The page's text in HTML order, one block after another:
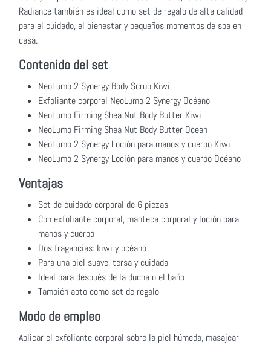
Radiance también es ideal como set de regalo de alta calidad
para el cuidado, el bienestar y pequeños momentos de spa en
casa.
Contenido del set
NeoLumo 2 Synergy Body Scrub Kiwi
Exfoliante corporal NeoLumo 2 Synergy Océano
NeoLumo Firming Shea Nut Body Butter Kiwi
NeoLumo Firming Shea Nut Body Butter Ocean
NeoLumo 2 Synergy Loción para manos y cuerpo Kiwi
NeoLumo 2 Synergy Loción para manos y cuerpo Océano
Ventajas
Set de cuidado corporal de 6 piezas
Con exfoliante corporal, manteca corporal y loción para
manos y cuerpo
Dos fragancias: kiwi y océano
Para una piel suave, tersa y cuidada
Ideal para después de la ducha o el baño
También apto como set de regalo
Modo de empleo
Aplicar el exfoliante corporal sobre la piel húmeda, masajear